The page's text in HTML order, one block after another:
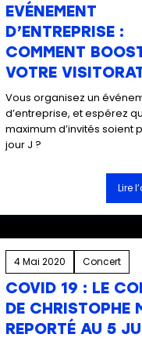
EVÉNEMENT
D’ENTREPRISE :
COMMENT
VOTRE
Vous organisez un
d’entreprise, et espérez
maximum d’invités soient
jour J ?
Lire
4 Mai 2020 Concert
COVID 19 : LE
DE CHRISTOPHE
REPORTÉ AU 5